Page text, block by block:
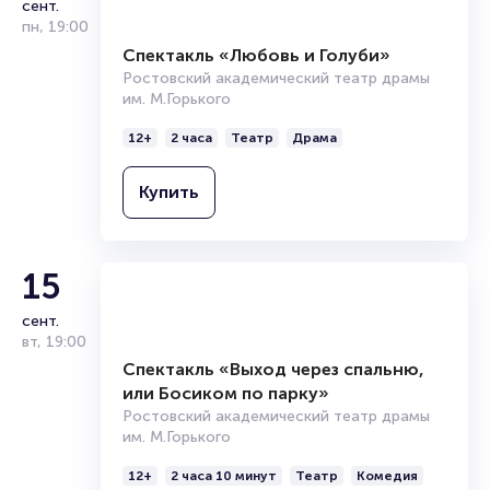
сент.
пн, 19:00
Спектакль «Любовь и Голуби»
Ростовский академический театр драмы
12+ 2 часа
15
Спектакль «Выход через спальню,